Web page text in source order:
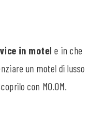
in motel e in che
un motel di lusso
con MO.OM.